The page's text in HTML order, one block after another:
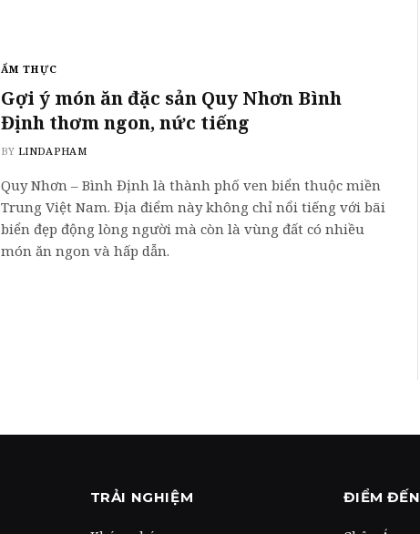
ẨM THỰC
Gợi ý món ăn đặc sản Quy Nhơn Bình
Định thơm ngon, nức tiếng
BY LINDAPHAM
Quy Nhơn – Bình Định là thành phố ven biển thuộc miền
Trung Việt Nam. Địa điểm này không chỉ nổi tiếng với bãi
biển đẹp động lòng người mà còn là vùng đất có nhiều
món ăn ngon và hấp dẫn.
TRẢI NGHIỆM ĐIỂM ĐẾN